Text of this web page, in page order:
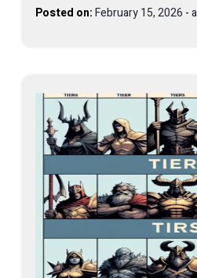
Posted on:February 15, 2026 -